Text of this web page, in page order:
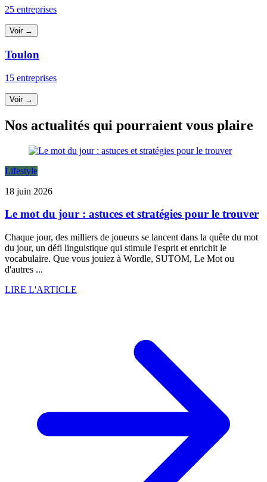
25 entreprises
Voir →
Toulon
15 entreprises
Voir →
Nos actualités qui pourraient vous plaire
Lifestyle
18 juin 2026
Le mot du jour : astuces et stratégies pour le trouver
Chaque jour, des milliers de joueurs se lancent dans la quête du mot
du jour, un défi linguistique qui stimule l'esprit et enrichit le
vocabulaire. Que vous jouiez à Wordle, SUTOM, Le Mot ou
d'autres ...
LIRE L'ARTICLE